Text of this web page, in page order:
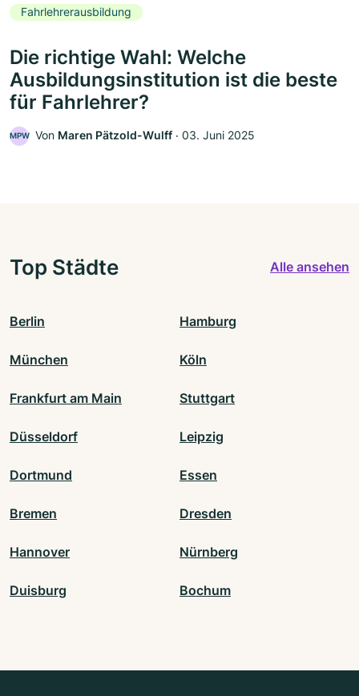
Fahrlehrerausbildung
Die richtige Wahl: Welche
Ausbildungsinstitution ist die beste
für Fahrlehrer?
MPW Von Maren Pätzold-Wulff ‧ 03. Juni 2025
Top Städte Alle ansehen
Berlin Hamburg
München Köln
Frankfurt am Main Stuttgart
Düsseldorf Leipzig
Dortmund Essen
Bremen Dresden
Hannover Nürnberg
Duisburg Bochum